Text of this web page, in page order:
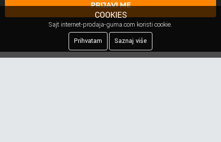
PRIJAVI ME
COOKIES
Sajt internet-prodaja-guma.com koristi cookie.
Prihvatam
Saznaj više